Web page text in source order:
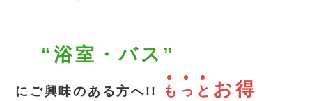
“浴室・バス”
にご興味のある方へ!! も っ と お得